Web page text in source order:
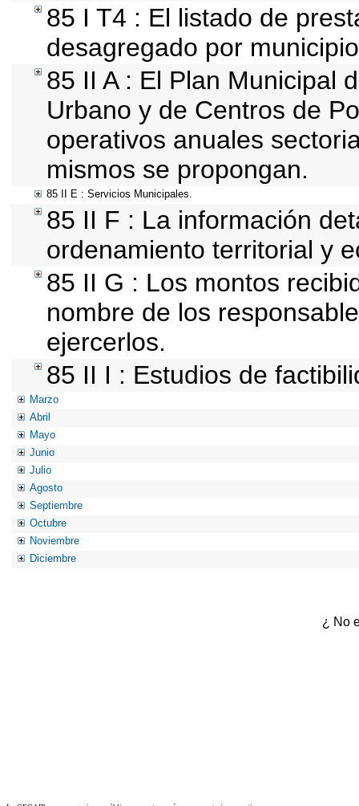
85 I T4 : El listado de
desagregado por
85 II A : El Plan Municipal
Urbano y de Centros de
operativos anuales
mismos se propongan.
85 II E : Servicios Municipales.
85 II F : La información
ordenamiento territorial y
85 II G : Los montos
nombre de los
ejercerlos.
85 II I : Estudios de
Marzo
Abril
Mayo
Junio
Julio
Agosto
Septiembre
Octubre
Noviembre
Diciembre
¿ No